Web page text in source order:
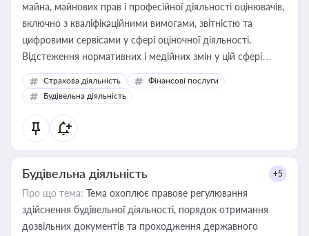
майна, майнових прав і професійної діяльності оцінювачів,
включно з кваліфікаційними вимогами, звітністю та
цифровими сервісами у сфері оціночної діяльності.
Відстеження нормативних і медійних змін у цій сфері
корисне для власника бізнесу, керівника, юриста або
бухгалтера під час оподаткування, приватизації, оренди
державного майна, корпоративних угод і перевірки
статусу суб'єктів оціночної діяльності
Страхова діяльність
Фінансові послуги
Будівельна діяльність
Будівельна діяльність +5
Про що тема: Тема охоплює правове регулювання
здійснення будівельної діяльності, порядок отримання
дозвільних документів та проходження державного